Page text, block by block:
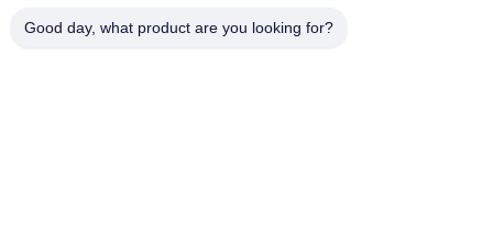
Good day, what product are you looking for?